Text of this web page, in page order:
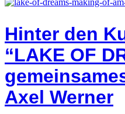
Hinter den
“LAKE OF
Axel Werner